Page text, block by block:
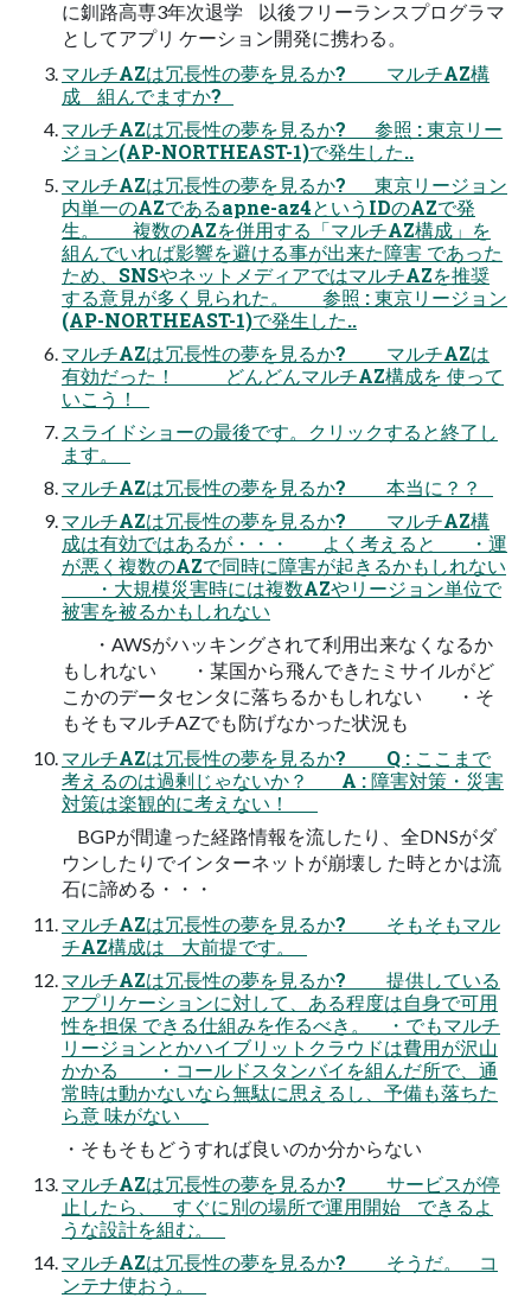
に釧路高専3年次退学 以後フリーランスプログラマ
としてアプリ ケーション開発に携わる。
マルチAZは冗長性の夢を見るか? マルチAZ構
成 組んでますか?
マルチAZは冗長性の夢を見るか? 参照 : 東京リー
ジョン(AP-NORTHEAST-1)で発生した..
マルチAZは冗長性の夢を見るか? 東京リージョン
内単一のAZであるapne-az4というIDのAZで発
生。 複数のAZを併用する「マルチAZ構成」を
組んでいれば影響を避ける事が出来た障害 であった
ため、SNSやネットメディアではマルチAZを推奨
する意見が多く見られた。 参照 : 東京リージョン
(AP-NORTHEAST-1)で発生した..
マルチAZは冗長性の夢を見るか? マルチAZは
有効だった！ どんどんマルチAZ構成を 使って
いこう！
スライドショーの最後です。クリックすると終了し
ます。
マルチAZは冗長性の夢を見るか? 本当に？？
マルチAZは冗長性の夢を見るか? マルチAZ構
成は有効ではあるが・・・ よく考えると ・運
が悪く複数のAZで同時に障害が起きるかもしれない
・大規模災害時には複数AZやリージョン単位で
被害を被るかもしれない
・AWSがハッキングされて利用出来なくなるか
もしれない ・某国から飛んできたミサイルがど
こかのデータセンタに落ちるかもしれない ・そ
もそもマルチAZでも防げなかった状況も
マルチAZは冗長性の夢を見るか? Q : ここまで
考えるのは過剰じゃないか？ A : 障害対策・災害
対策は楽観的に考えない！
BGPが間違った経路情報を流したり、全DNSがダ
ウンしたりでインターネットが崩壊し た時とかは流
石に諦める・・・
マルチAZは冗長性の夢を見るか? そもそもマル
チAZ構成は 大前提です。
マルチAZは冗長性の夢を見るか? 提供している
アプリケーションに対して、ある程度は自身で可用
性を担保 できる仕組みを作るべき。 ・でもマルチ
リージョンとかハイブリットクラウドは費用が沢山
かかる ・コールドスタンバイを組んだ所で、通
常時は動かないなら無駄に思えるし、予備も落ちた
ら意 味がない
・そもそもどうすれば良いのか分からない
マルチAZは冗長性の夢を見るか? サービスが停
止したら、 すぐに別の場所で運用開始 できるよ
うな設計を組む。
マルチAZは冗長性の夢を見るか? そうだ。 コ
ンテナ使おう。